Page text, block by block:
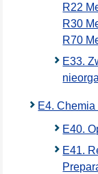
R22
R30
R70
E33.
E4.
E40.
E41.